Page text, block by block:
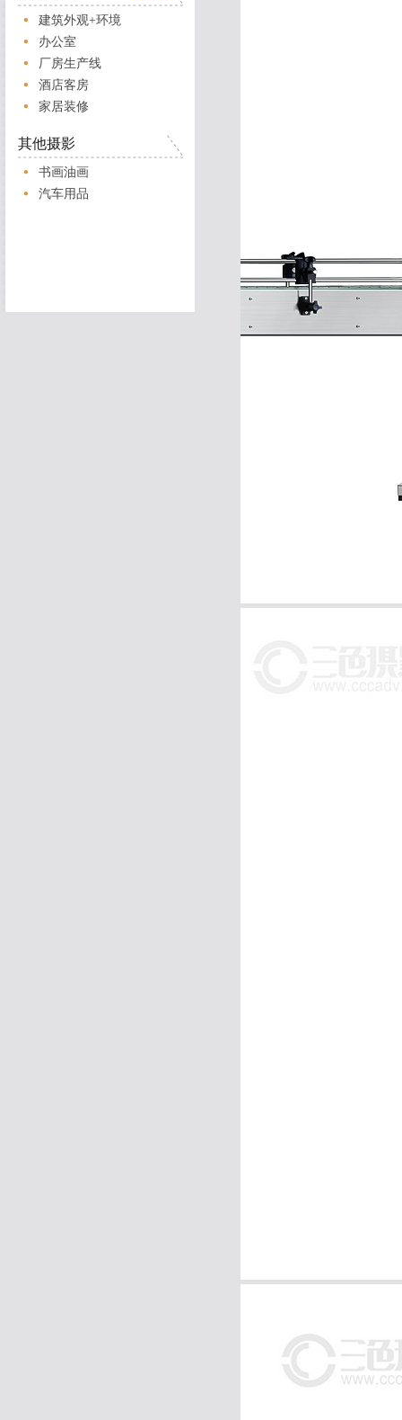
建筑外观+环境
办公室
厂房生产线
酒店客房
家居装修
其他摄影
书画油画
汽车用品